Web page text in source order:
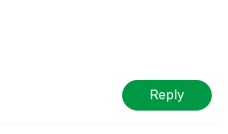
Reply